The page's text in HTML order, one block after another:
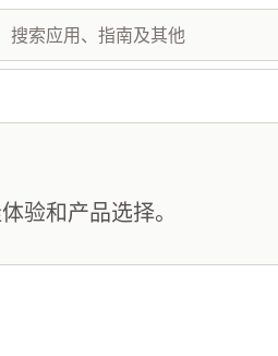
验和产品选择。